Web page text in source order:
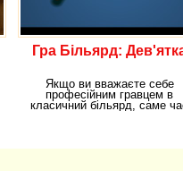
Гра Більярд:
Якщо ви вважаєте себе
професійним гравцем в
класичний більярд, саме